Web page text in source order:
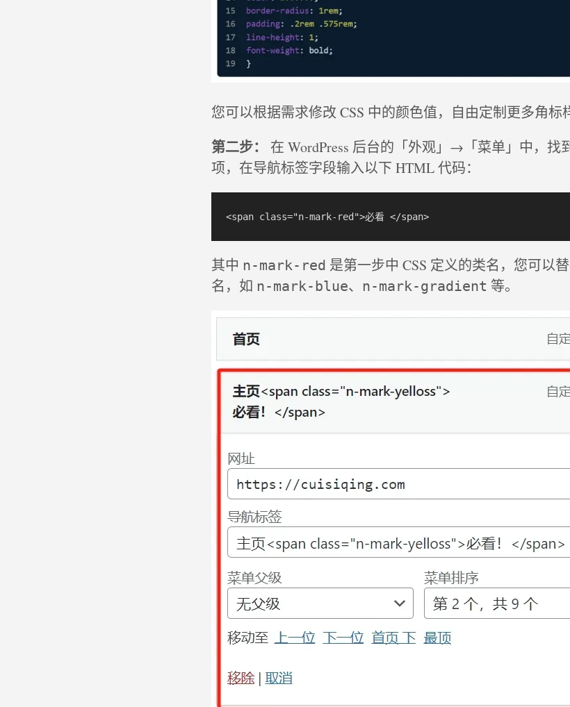
您可以根据需求修改 CSS 中的颜色值，自由定制更多角标
第二步：
在 WordPress 后台的「外观」→「菜单」中，找
项，在导航标签字段输入以下 HTML 代码：
其中 n-mark-red 是第一步中 CSS 定义的类名，您可以
名，如 n-mark-blue、 n-mark-gradient 等。